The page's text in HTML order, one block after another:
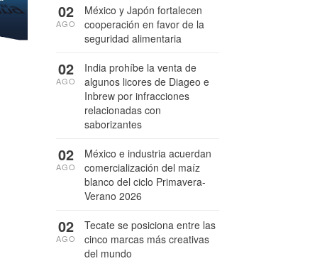
México y Japón fortalecen
cooperación en favor de la
seguridad alimentaria
02
AGO
India prohíbe la venta de
algunos licores de Diageo e
Inbrew por infracciones
relacionadas con
saborizantes
02
AGO
México e industria acuerdan
comercialización del maíz
blanco del ciclo Primavera-
Verano 2026
02
AGO
Tecate se posiciona entre las
cinco marcas más creativas
del mundo
02
AGO